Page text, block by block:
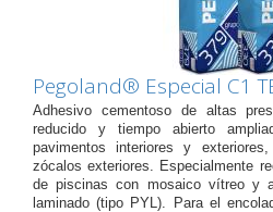
Pegoland® Especial C1
Adhesivo cementoso de altas
reducido y tiempo abierto
pavimentos interiores y
zócalos exteriores. Especialmente
de piscinas con mosaico vítreo y
laminado (tipo PYL). Para el